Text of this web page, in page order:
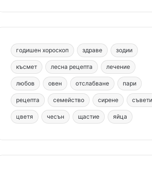
o
o
k
r
e
s
t
b
e
g
r
a
m
m
годишен хороскоп здраве зодии
късмет лесна рецепта лечение
любов овен отслабване пари
рецепта семейство сирене съвети
цветя чесън щастие яйца